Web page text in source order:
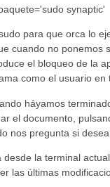
synaptic'
para que orca lo
cuando no ponemos
el bloqueo de la
como el usuario
háyamos
el documento,
nos pregunta si
desde la terminal
las últimas